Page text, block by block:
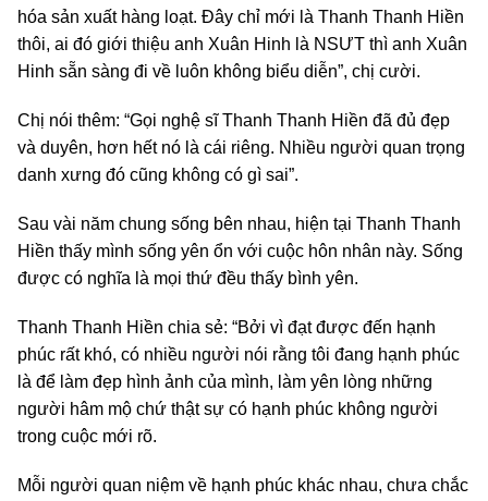
hóa sản xuất hàng loạt. Đây chỉ mới là Thanh Thanh Hiền
thôi, ai đó giới thiệu anh Xuân Hinh là NSƯT thì anh Xuân
Hinh sẵn sàng đi về luôn không biểu diễn”, chị cười.
Chị nói thêm: “Gọi nghệ sĩ Thanh Thanh Hiền đã đủ đẹp
và duyên, hơn hết nó là cái riêng. Nhiều người quan trọng
danh xưng đó cũng không có gì sai”.
Sau vài năm chung sống bên nhau, hiện tại Thanh Thanh
Hiền thấy mình sống yên ổn với cuộc hôn nhân này. Sống
được có nghĩa là mọi thứ đều thấy bình yên.
Thanh Thanh Hiền chia sẻ: “Bởi vì đạt được đến hạnh
phúc rất khó, có nhiều người nói rằng tôi đang hạnh phúc
là để làm đẹp hình ảnh của mình, làm yên lòng những
người hâm mộ chứ thật sự có hạnh phúc không người
trong cuộc mới rõ.
Mỗi người quan niệm về hạnh phúc khác nhau, chưa chắc